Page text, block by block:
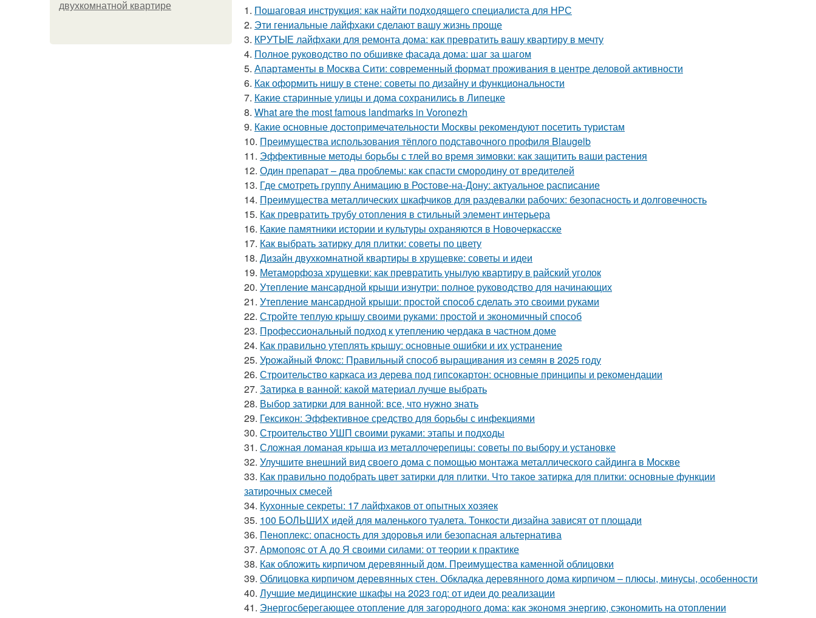
двухкомнатной квартире
1. Пошаговая инструкция: как найти подходящего специалиста для НРС
2. Эти гениальные лайфхаки сделают вашу жизнь проще
3. КРУТЫЕ лайфхаки для ремонта дома: как превратить вашу квартиру в мечту
4. Полное руководство по обшивке фасада дома: шаг за шагом
5. Апартаменты в Москва Сити: современный формат проживания в центре деловой активности
6. Как оформить нишу в стене: советы по дизайну и функциональности
7. Какие старинные улицы и дома сохранились в Липецке
8. What are the most famous landmarks in Voronezh
9. Какие основные достопримечательности Москвы рекомендуют посетить туристам
10. Преимущества использования тёплого подставочного профиля Blaugelb
11. Эффективные методы борьбы с тлей во время зимовки: как защитить ваши растения
12. Один препарат – два проблемы: как спасти смородину от вредителей
13. Где смотреть группу Анимацию в Ростове-на-Дону: актуальное расписание
14. Преимущества металлических шкафчиков для раздевалки рабочих: безопасность и долговечность
15. Как превратить трубу отопления в стильный элемент интерьера
16. Какие памятники истории и культуры охраняются в Новочеркасске
17. Как выбрать затирку для плитки: советы по цвету
18. Дизайн двухкомнатной квартиры в хрущевке: советы и идеи
19. Метаморфоза хрущевки: как превратить унылую квартиру в райский уголок
20. Утепление мансардной крыши изнутри: полное руководство для начинающих
21. Утепление мансардной крыши: простой способ сделать это своими руками
22. Стройте теплую крышу своими руками: простой и экономичный способ
23. Профессиональный подход к утеплению чердака в частном доме
24. Как правильно утеплять крышу: основные ошибки и их устранение
25. Урожайный Флокс: Правильный способ выращивания из семян в 2025 году
26. Строительство каркаса из дерева под гипсокартон: основные принципы и рекомендации
27. Затирка в ванной: какой материал лучше выбрать
28. Выбор затирки для ванной: все, что нужно знать
29. Гексикон: Эффективное средство для борьбы с инфекциями
30. Строительство УШП своими руками: этапы и подходы
31. Сложная ломаная крыша из металлочерепицы: советы по выбору и установке
32. Улучшите внешний вид своего дома с помощью монтажа металлического сайдинга в Москве
33. Как правильно подобрать цвет затирки для плитки. Что такое затирка для плитки: основные функции
затирочных смесей
34. Кухонные секреты: 17 лайфхаков от опытных хозяек
35. 100 БОЛЬШИХ идей для маленького туалета. Тонкости дизайна зависят от площади
36. Пеноплекс: опасность для здоровья или безопасная альтернатива
37. Армопояс от А до Я своими силами: от теории к практике
38. Как обложить кирпичом деревянный дом. Преимущества каменной облицовки
39. Облицовка кирпичом деревянных стен. Обкладка деревянного дома кирпичом – плюсы, минусы, особенности
40. Лучшие медицинские шкафы на 2023 год: от идеи до реализации
41. Энергосберегающее отопление для загородного дома: как экономя энергию, сэкономить на отоплении